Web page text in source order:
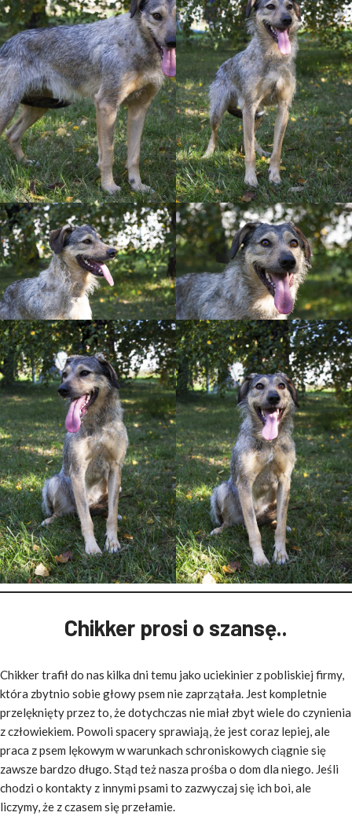
Chikker prosi o szansę..
Chikker trafił do nas kilka dni temu jako uciekinier z pobliskiej firmy,
która zbytnio sobie głowy psem nie zaprzątała. Jest kompletnie
przelęknięty przez to, że dotychczas nie miał zbyt wiele do czynienia
z człowiekiem. Powoli spacery sprawiają, że jest coraz lepiej, ale
praca z psem lękowym w warunkach schroniskowych ciągnie się
zawsze bardzo długo. Stąd też nasza prośba o dom dla niego. Jeśli
chodzi o kontakty z innymi psami to zazwyczaj się ich boi, ale
liczymy, że z czasem się przełamie.